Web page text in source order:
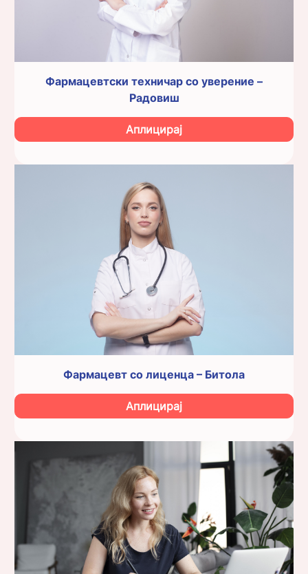
Фармацевтски техничар со уверение –
Радовиш
Аплицирај
Фармацевт со лиценца – Битола
Аплицирај